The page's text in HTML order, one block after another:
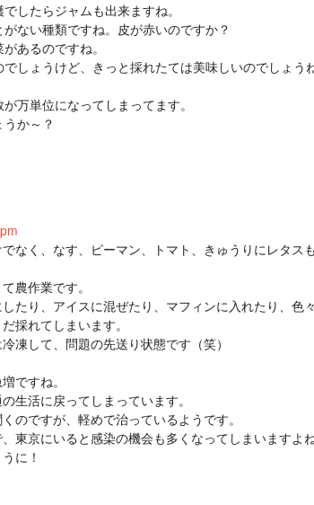
したらジャムも出来ますね。
ない種類ですね。皮が赤いのですか？
あるのですね。
しょうけど、きっと採れたては美味しいのでしょうね
万単位になってしまってます。
か～？
なく、なす、ピーマン、トマト、きゅうりにレタス
農作業です。
たり、アイスに混ぜたり、マフィンに入れたり、色
採れてしまいます。
凍して、問題の先送り状態です（笑）
ですね。
生活に戻ってしまっています。
のですが、軽めで治っているようです。
東京にいると感染の機会も多くなってしまいますよね
に！